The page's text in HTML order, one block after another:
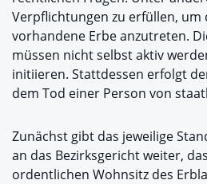
Verpflichtungen zu erfüllen, um
vorhandene Erbe anzutreten.
müssen nicht selbst aktiv
initiieren. Stattdessen erfolgt
dem Tod einer Person von
Zunächst gibt das jeweilige
an das Bezirksgericht weiter,
ordentlichen Wohnsitz des